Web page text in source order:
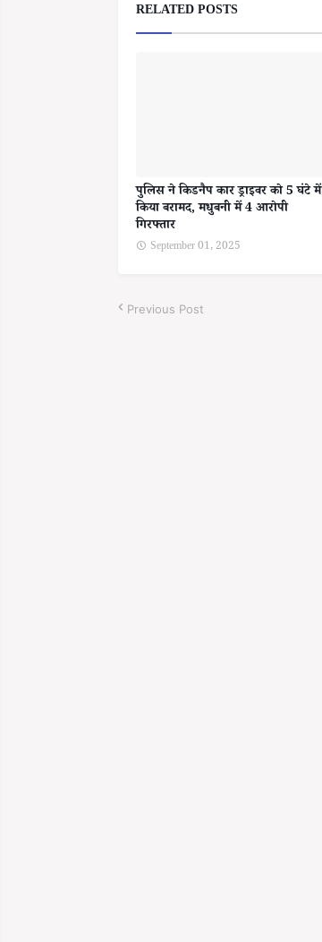
RELATED POSTS
पुलिस ने किडनैप कार ड्राइवर को 5 घंटे में
किया बरामद, मधुबनी में 4 आरोपी
गिरफ्तार
September 01, 2025
Previous Post